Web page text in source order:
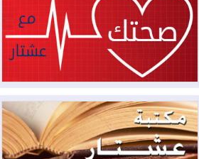
2026-08-03
العراق يؤكد مجدداً التزامه
بمنع الهجمات على الدول المجاورة
2026-08-03
العجز والاقتراض يطوقان
المالية العراقية.. اقتراض يتجاوز 3 تريليونات
دينار!
2026-08-03كوبا تغرق في الظلام مجددا
وانهيار الشبكة الكهربائية